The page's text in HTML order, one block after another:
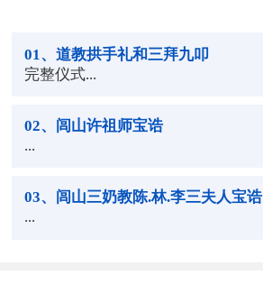
01 、道教拱手礼和三拜九叩
完整仪式...
02、闾山许祖师宝诰
...
03、闾山三奶教陈.林.李三夫人宝诰
...